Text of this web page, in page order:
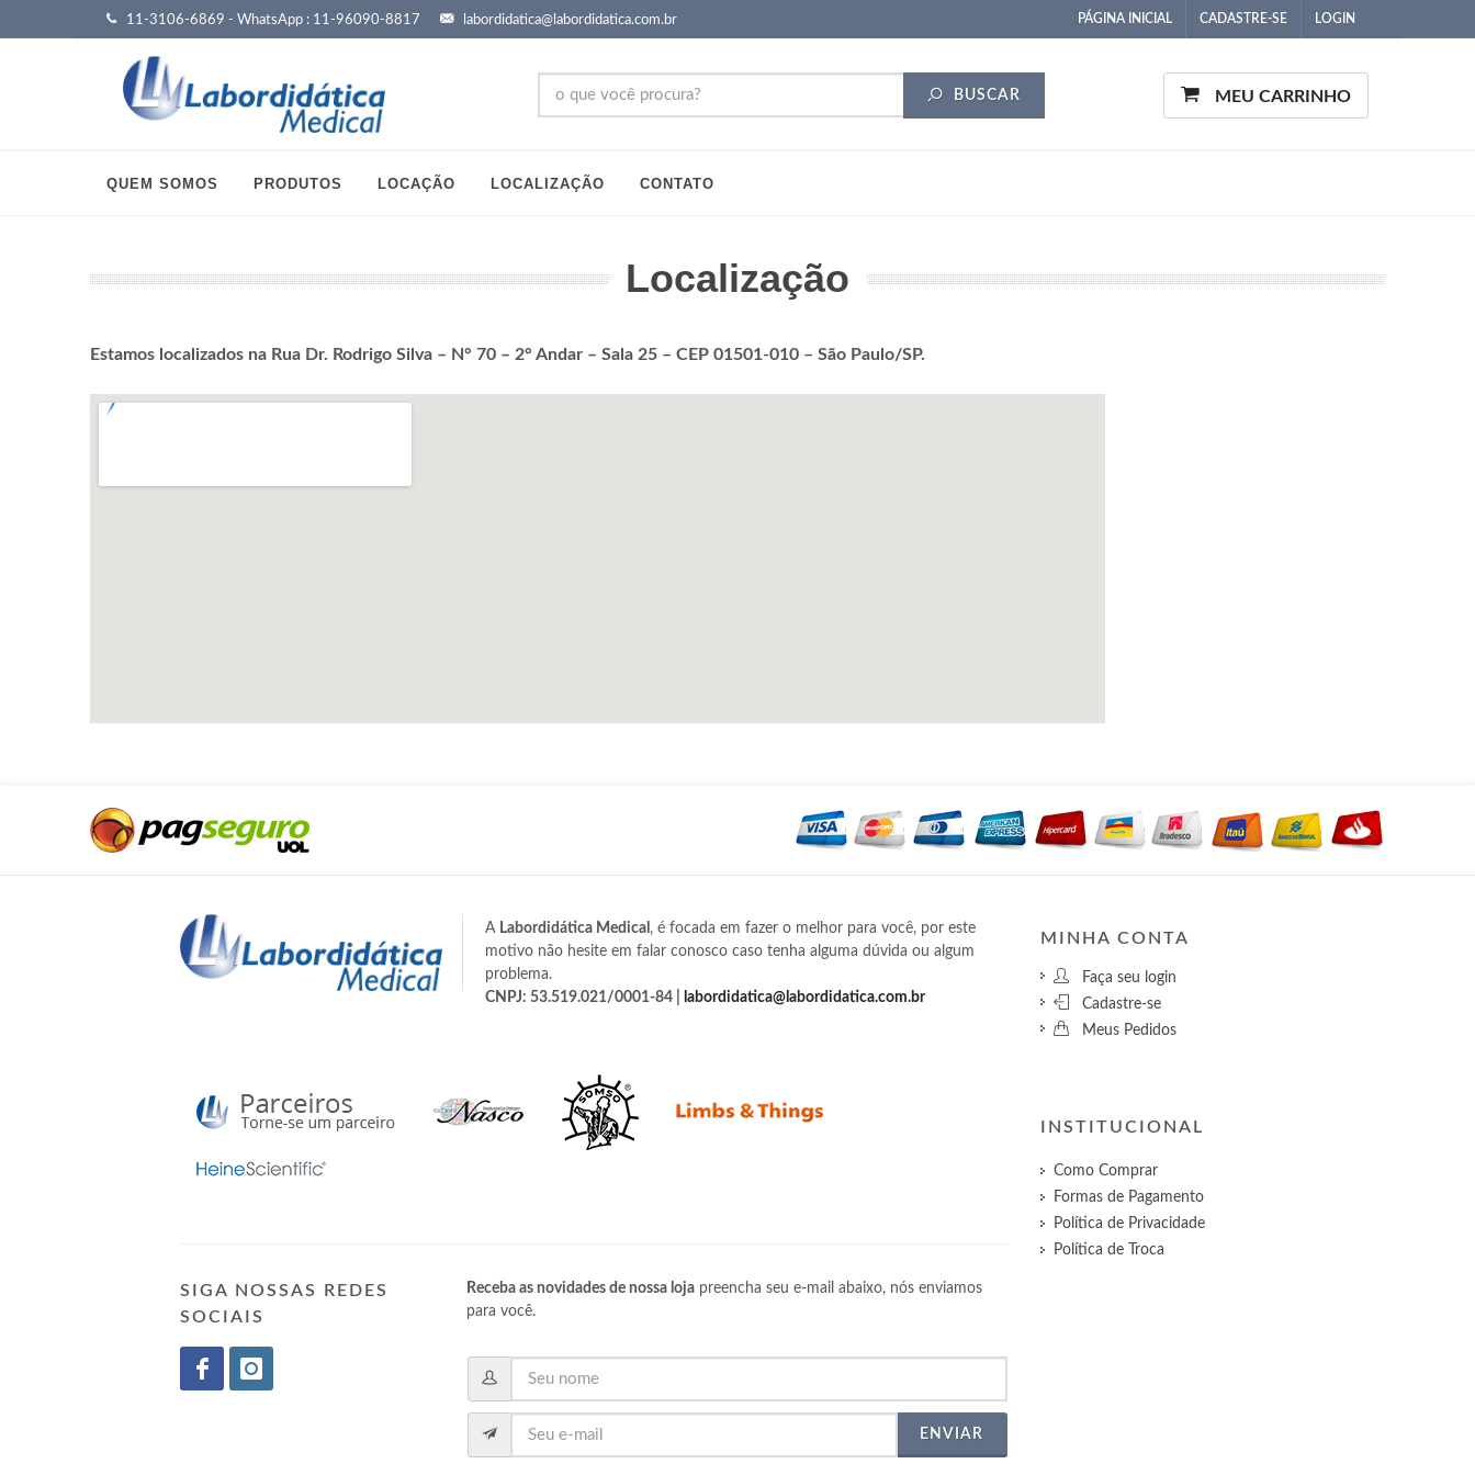
11-3106-6869 - WhatsApp : 11-96090-8817 labordidatica@labordidatica.com.br PÁGINA INICIAL CADASTRE-SE LOGIN
BUSCAR MEU CARRINHO
QUEM SOMOS PRODUTOS LOCAÇÃO LOCALIZAÇÃO CONTATO
Localização
Estamos localizados na Rua Dr. Rodrigo Silva – N° 70 – 2° Andar – Sala 25 – CEP 01501-010 – São Paulo/SP.
A Labordidática Medical , é focada em fazer o melhor para você, por este
motivo não hesite em falar conosco caso tenha alguma dúvida ou algum
problema.
CNPJ: 53.519.021/0001-84 |
labordidatica@labordidatica.com.br
SIGA NOSSAS REDES
SOCIAIS
Receba as novidades de nossa loja preencha seu e-mail abaixo, nós enviamos
para você.
ENVIAR
MINHA CONTA
Faça seu login
Cadastre-se
Meus Pedidos
INSTITUCIONAL
Como Comprar
Formas de Pagamento
Política de Privacidade
Política de Troca